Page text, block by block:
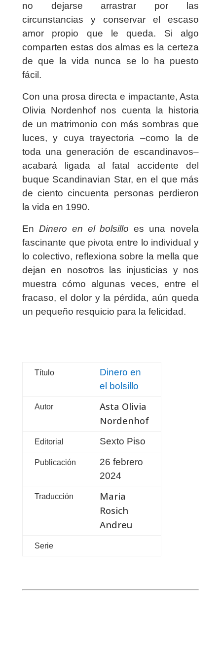
no dejarse arrastrar por las
circunstancias y conservar el escaso
amor propio que le queda. Si algo
comparten estas dos almas es la certeza
de que la vida nunca se lo ha puesto
fácil.
Con una prosa directa e impactante, Asta
Olivia Nordenhof nos cuenta la historia
de un matrimonio con más sombras que
luces, y cuya trayectoria –como la de
toda una generación de escandinavos–
acabará ligada al fatal accidente del
buque Scandinavian Star, en el que más
de ciento cincuenta personas perdieron
la vida en 1990.
En Dinero en el bolsillo es una novela
fascinante que pivota entre lo individual y
lo colectivo, reflexiona sobre la mella que
dejan en nosotros las injusticias y nos
muestra cómo algunas veces, entre el
fracaso, el dolor y la pérdida, aún queda
un pequeño resquicio para la felicidad.
Título
Dinero en
el bolsillo
Autor
Asta Olivia
Nordenhof
Editorial Sexto Piso
Publicación
26 febrero
2024
Traducción
Maria
Rosich
Andreu
Serie